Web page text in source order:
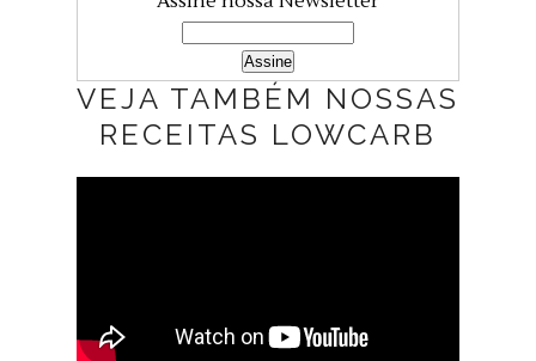
VEJA TAMBÉM NOSSAS
RECEITAS LOWCARB